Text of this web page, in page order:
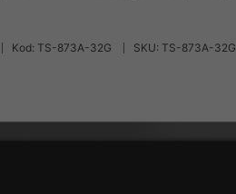
Kod: TS-873A-32G SKU: TS-873A-32G